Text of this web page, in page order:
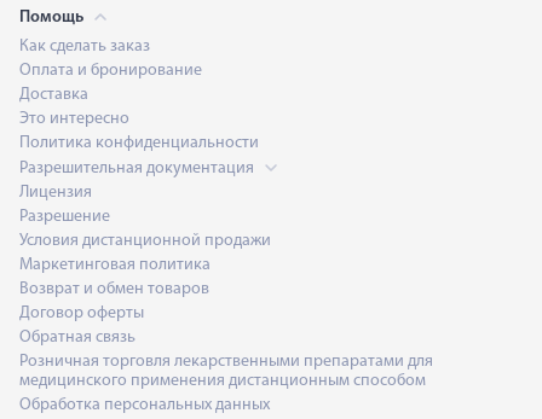
Помощь
Как сделать заказ
Оплата и бронирование
Доставка
Это интересно
Политика конфиденциальности
Разрешительная документация
Лицензия
Разрешение
Условия дистанционной продажи
Маркетинговая политика
Возврат и обмен товаров
Договор оферты
Обратная связь
Розничная торговля лекарственными препаратами для
медицинского применения дистанционным способом
Обработка персональных данных